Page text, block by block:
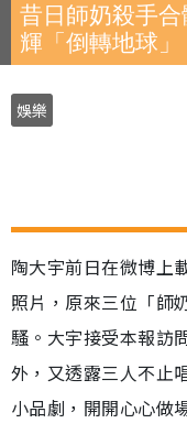
昔日師奶殺手
輝「倒轉地球」
娛樂
陶大宇前日在微博上
照片，原來三位「師
騷。大宇接受本報訪
外，又透露三人不止
小品劇，開開心心做